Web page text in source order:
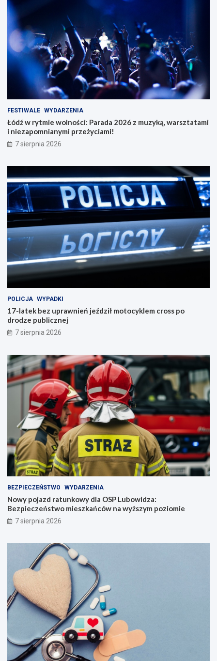
FESTIWALE WYDARZENIA
Łódź w rytmie wolności: Parada 2026 z muzyką, warsztatami
i niezapomnianymi przeżyciami!
7 sierpnia 2026
POLICJA WYPADKI
17-latek bez uprawnień jeździł motocyklem cross po
drodze publicznej
7 sierpnia 2026
BEZPIECZEŃSTWO WYDARZENIA
Nowy pojazd ratunkowy dla OSP Lubowidza:
Bezpieczeństwo mieszkańców na wyższym poziomie
7 sierpnia 2026